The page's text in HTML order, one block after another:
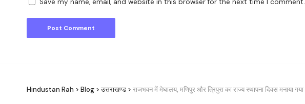
Save my name, email, and website in this browser for the next time I comment.
Hindustan Rah > Blog >उत्तराखण्ड > राजभवन में मेघालय, मणिपुर और त्रिपुरा का राज्य स्थापना दिवस मनाया गया